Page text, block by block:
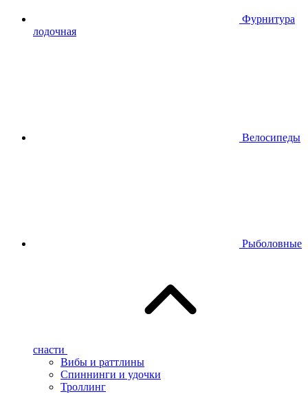
Фурнитура
лодочная
Велосипеды
Рыболовные
снасти
Вибы и раттлины
Спиннинги и удочки
Троллинг